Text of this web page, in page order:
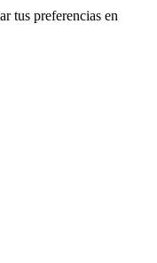
tus preferencias en